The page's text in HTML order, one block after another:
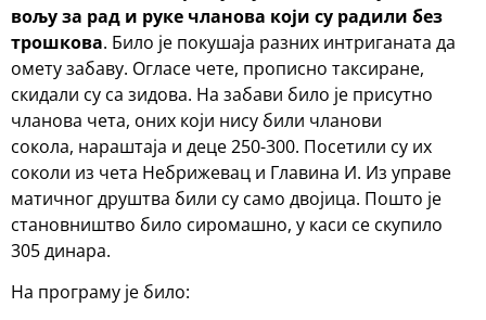
вољу за рад и руке чланова који су радили без
трошкова. Било је покушаја разних интриганата да
омету забаву. Огласе чете, прописно таксиране,
скидали су са зидова. На забави било је присутно
чланова чета, оних који нису били чланови
сокола, нараштаја и деце 250-300. Посетили су их
соколи из чета Небрижевац и Главина И. Из управе
матичног друштва били су само двојица. Пошто је
становништво било сиромашно, у каси се скупило
305 динара.
На програму је било: